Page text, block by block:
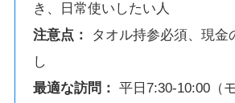
き、日常使いしたい人
注意点：
タオル持参必須、現金
し
最適な訪問：
平日7:30-10:00（